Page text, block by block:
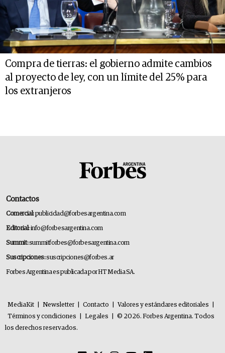
Compra de tierras: el gobierno admite cambios
al proyecto de ley, con un límite del 25% para
los extranjeros
Contactos
Comercial:publicidad@forbesargentina.com
Editorial:info@forbesargentina.com
Summit:summitforbes@forbesargentina.com
Suscripciones:suscripciones@forbes.ar
Forbes Argentina es publicada por HT Media SA.
MediaKit Newsletter Contacto Valores y estándares editoriales
Términos y condiciones
Legales
© 2026. Forbes Argentina. Todos
los derechos reservados.